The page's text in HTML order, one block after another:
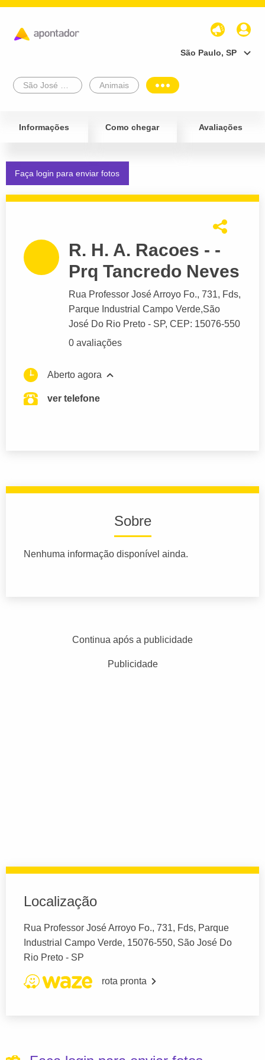
São Paulo, SP
Animais
Informações Como chegar Avaliações
Faça login para enviar fotos
R. H. A. Racoes - -
Prq Tancredo Neves
Rua Professor José Arroyo Fo., 731, Fds,
Parque Industrial Campo Verde,São
José Do Rio Preto - SP, CEP: 15076-550
0 avaliações
Aberto agora
ver telefone
Sobre
Nenhuma informação disponível ainda.
Continua após a publicidade
Publicidade
Localização
Rua Professor José Arroyo Fo., 731, Fds, Parque
Industrial Campo Verde, 15076-550, São José Do
Rio Preto - SP
rota pronta